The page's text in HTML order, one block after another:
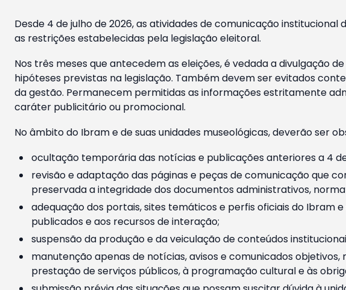
Desde 4 de julho de 2026, as atividades de comunicação
as restrições estabelecidas pela legislação eleitoral.
Nos três meses que antecedem as eleições, é vedada a divulgação
hipóteses previstas na legislação. Também devem ser evitados
da gestão. Permanecem permitidas as informações estritamente
caráter publicitário ou promocional.
No âmbito do Ibram e de suas unidades museológicas, deverão ser
ocultação temporária das notícias e publicações anteriores a 4
revisão e adaptação das páginas e peças de comunicação que
preservada a integridade dos documentos administrativos,
adequação dos portais, sites temáticos e perfis oficiais do Ibram
publicados e aos recursos de interação;
suspensão da produção e da veiculação de conteúdos
manutenção apenas de notícias, avisos e comunicados
prestação de serviços públicos, à programação cultural e às